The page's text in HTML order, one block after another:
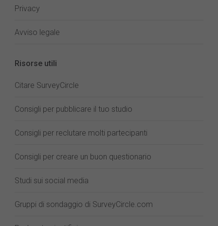
Privacy
Avviso legale
Risorse utili
Citare SurveyCircle
Consigli per pubblicare il tuo studio
Consigli per reclutare molti partecipanti
Consigli per creare un buon questionario
Studi sui social media
Gruppi di sondaggio di SurveyCircle.com